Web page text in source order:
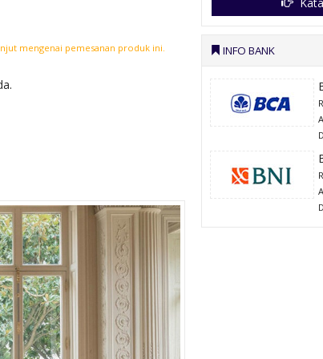
mengenai pemesanan produk ini. INFO BANK